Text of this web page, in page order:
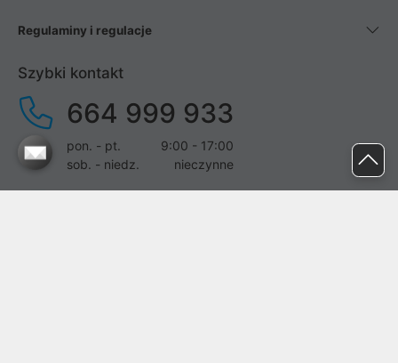
Regulaminy i regulacje
Szybki kontakt
664 999 933
pon. - pt.
9:00 - 17:00
sob. - niedz.
nieczynne